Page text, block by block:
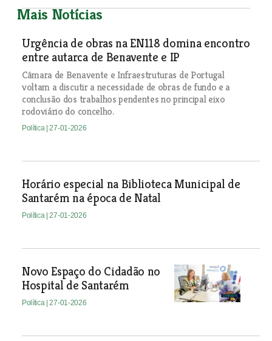
Mais Notícias
Urgência de obras na EN118 domina encontro
entre autarca de Benavente e IP
Câmara de Benavente e Infraestruturas de Portugal
voltam a discutir a necessidade de obras de fundo e a
conclusão dos trabalhos pendentes no principal eixo
rodoviário do concelho.
Política | 27-01-2026
Horário especial na Biblioteca Municipal de
Santarém na época de Natal
Política | 27-01-2026
Novo Espaço do Cidadão no
Hospital de Santarém
Política | 27-01-2026